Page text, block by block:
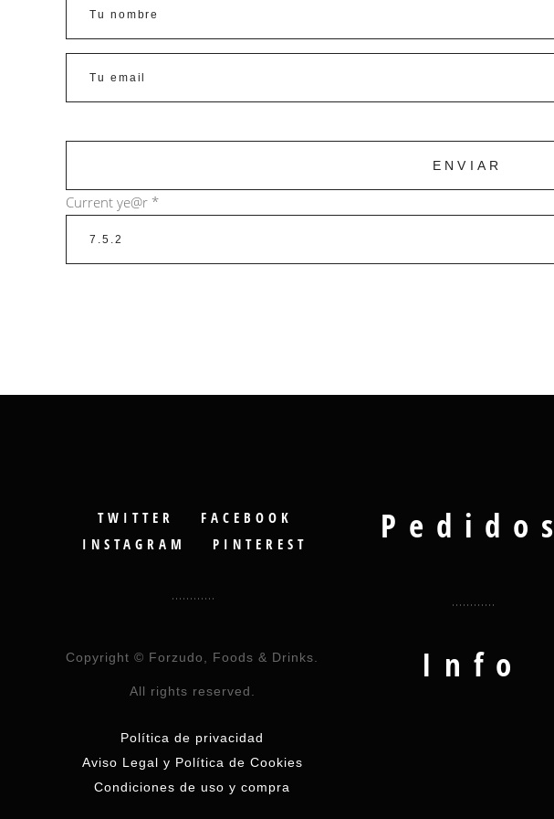
Current ye@r *
TWITTER
FACEBOOK
INSTAGRAM
PINTEREST
Copyright © Forzudo, Foods & Drinks.
All rights reserved.
Política de privacidad
Aviso Legal y Política de Cookies
Condiciones de uso y compra
Pedidos
Info